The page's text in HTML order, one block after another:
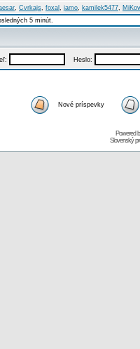
, Cvrkajs, foxal , jamo, kamilek5477, MiKov
5 minút.
Heslo:
Nové príspevky
Powered
Slovenský